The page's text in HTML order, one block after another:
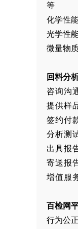
等
化学性
光学性
微量物
回料分
咨询沟
提供样
签约付
分析测
出具报
寄送报
增值服
百检网
行为公